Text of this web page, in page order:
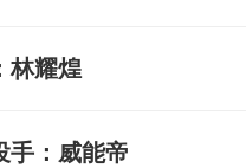
林耀煌
手：威能帝